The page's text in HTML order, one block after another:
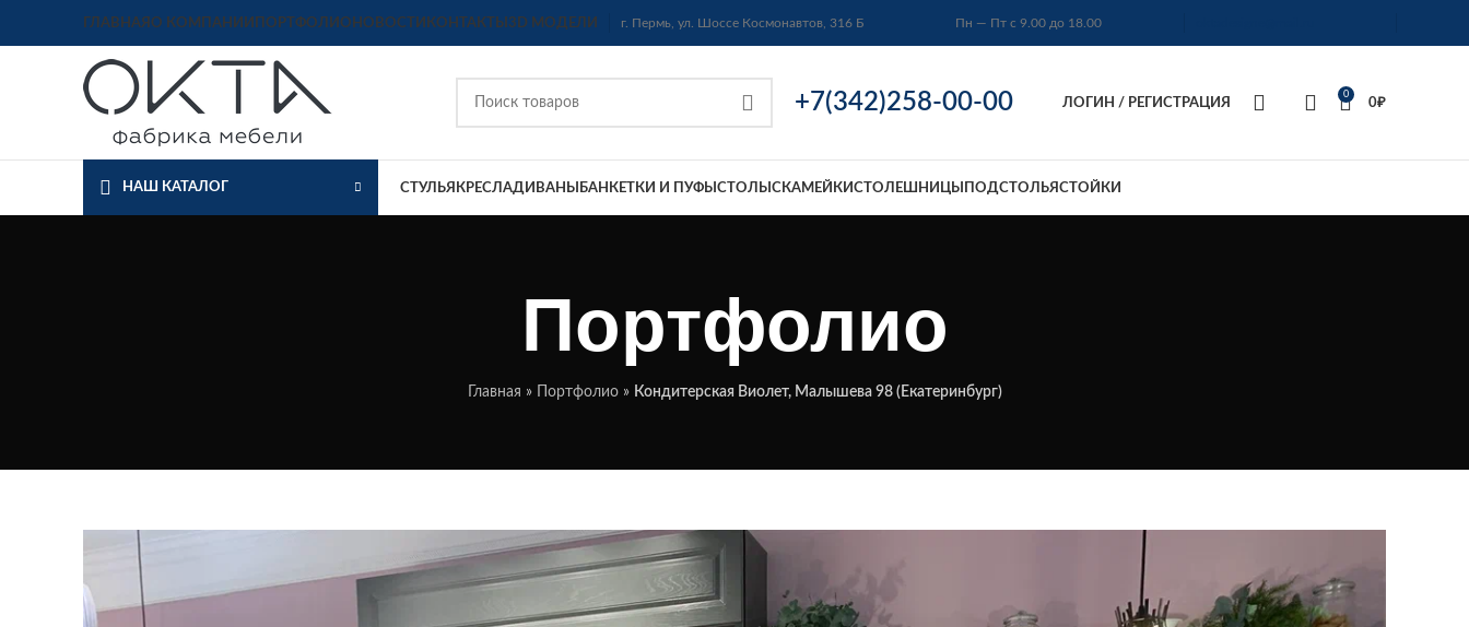
ГЛАВНАЯ О КОМПАНИИ ПОРТФОЛИО НОВОСТИ КОНТАКТЫ 3D МОДЕЛИ г. Пермь, ул. Шоссе Космонавтов, 316 Б Пн — Пт с 9.00 до 18.00
+7(342)258-00-00 ЛОГИН / РЕГИСТРАЦИЯ
0
0₽
НАШ КАТАЛОГ СТУЛЬЯ КРЕСЛАДИВАНЫ БАНКЕТКИ И ПУФЫ СТОЛЫ СКАМЕЙКИСТОЛЕШНИЦЫ ПОДСТОЛЬЯ СТОЙКИ
Портфолио
Главная » Портфолио» Кондитерская Виолет, Малышева 98 (Екатеринбург)